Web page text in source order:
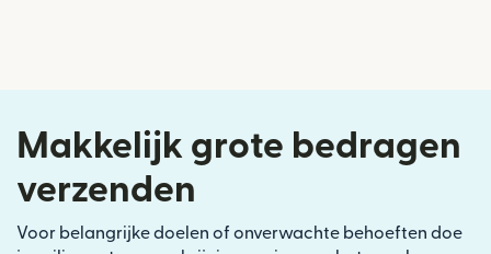
Makkelijk grote bedragen
verzenden
Voor belangrijke doelen of onverwachte behoeften doe